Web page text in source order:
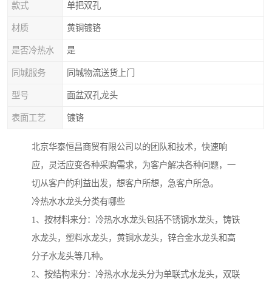
款式 单把双孔
材质 黄铜镀铬
是否冷热水 是
同城服务 同城物流送货上门
型号 面盆双孔龙头
表面工艺 镀铬
北京华泰恒昌商贸有限公司以的团队和技术，快速响
应，灵活应变各种采购需求，为客户解决各种问题，一
切从客户的利益出发，想客户所想，急客户所急。
冷热水水龙头分类有哪些
1、按材料来分：冷热水水龙头包括不锈钢水龙头，铸铁
水龙头，塑料水龙头，黄铜水龙头，锌合金水龙头和高
分子水龙头等几种。
2、按结构来分：冷热水水龙头分为单联式水龙头，双联